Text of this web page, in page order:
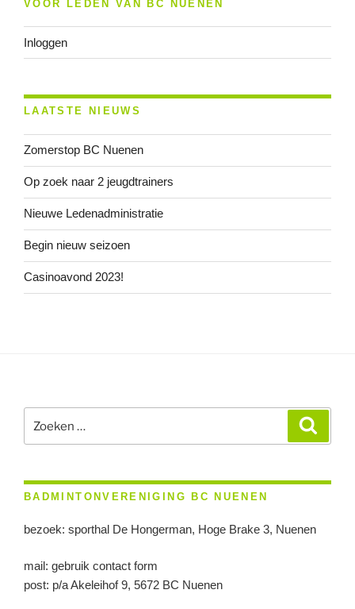
VOOR LEDEN VAN BC NUENEN
Inloggen
LAATSTE NIEUWS
Zomerstop BC Nuenen
Op zoek naar 2 jeugdtrainers
Nieuwe Ledenadministratie
Begin nieuw seizoen
Casinoavond 2023!
naar:
BADMINTONVERENIGING BC NUENEN
bezoek: sporthal De Hongerman, Hoge Brake 3, Nuenen
mail: gebruik contact form
post: p/a Akeleihof 9, 5672 BC Nuenen